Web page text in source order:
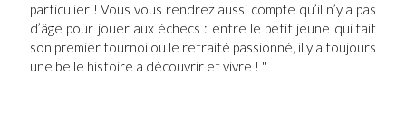
particulier ! Vous vous rendrez aussi compte qu’il n’y a pas
d’âge pour jouer aux échecs : entre le petit jeune qui fait
son premier tournoi ou le retraité passionné, il y a toujours
une belle histoire à découvrir et vivre ! "